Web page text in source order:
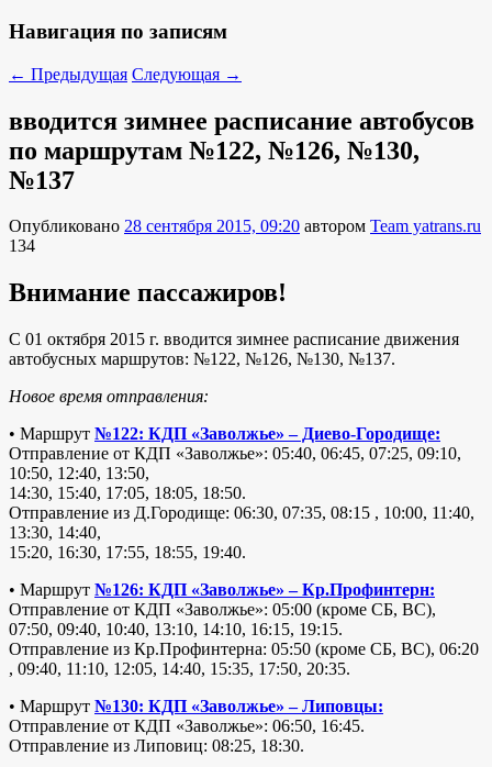
Навигация по записям
← Предыдущая Следующая →
вводится зимнее расписание автобусов
по маршрутам №122, №126, №130,
№137
Опубликовано 28 сентября 2015, 09:20 автором Team yatrans.ru
134
Внимание пассажиров!
C 01 октября 2015 г. вводится зимнее расписание движения
автобусных маршрутов: №122, №126, №130, №137.
Новое время отправления:
• Маршрут №122: КДП «Заволжье» – Диево-Городище:
Отправление от КДП «Заволжье»: 05:40, 06:45, 07:25, 09:10,
10:50, 12:40, 13:50,
14:30, 15:40, 17:05, 18:05, 18:50.
Отправление из Д.Городище: 06:30, 07:35, 08:15 , 10:00, 11:40,
13:30, 14:40,
15:20, 16:30, 17:55, 18:55, 19:40.
• Маршрут №126: КДП «Заволжье» – Кр.Профинтерн:
Отправление от КДП «Заволжье»: 05:00 (кроме СБ, ВС),
07:50, 09:40, 10:40, 13:10, 14:10, 16:15, 19:15.
Отправление из Кр.Профинтерна: 05:50 (кроме СБ, ВС), 06:20
, 09:40, 11:10, 12:05, 14:40, 15:35, 17:50, 20:35.
• Маршрут №130: КДП «Заволжье» – Липовцы:
Отправление от КДП «Заволжье»: 06:50, 16:45.
Отправление из Липовиц: 08:25, 18:30.